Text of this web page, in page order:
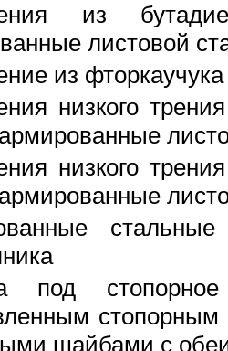
из
листовой
из
низкого
низкого
под
шайбами с